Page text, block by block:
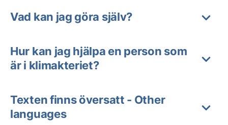
Vad kan jag göra själv?
Hur kan jag hjälpa en person som
är i klimakteriet?
Texten finns översatt - Other
languages